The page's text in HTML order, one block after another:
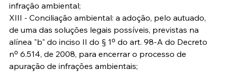
infração ambiental;
XIII - Conciliação ambiental: a adoção, pelo autuado,
de uma das soluções legais possíveis, previstas na
alínea "b" do inciso II do § 1º do art. 98-A do Decreto
nº 6.514, de 2008, para encerrar o processo de
apuração de infrações ambientais;